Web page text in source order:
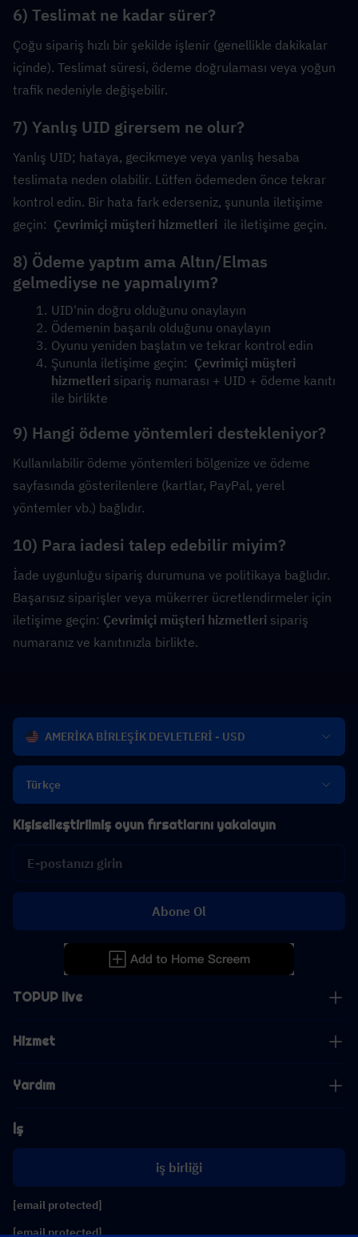
6) Teslimat ne kadar sürer?
Çoğu sipariş hızlı bir şekilde işlenir (genellikle dakikalar
içinde). Teslimat süresi, ödeme doğrulaması veya yoğun
trafik nedeniyle değişebilir.
7) Yanlış UID girersem ne olur?
Yanlış UID; hataya, gecikmeye veya yanlış hesaba
teslimata neden olabilir. Lütfen ödemeden önce tekrar
kontrol edin. Bir hata fark ederseniz, şununla iletişime
geçin: Çevrimiçi müşteri hizmetleri
  ile iletişime geçin.
8) Ödeme yaptım ama Altın/Elmas
gelmediyse ne yapmalıyım?
UID'nin doğru olduğunu onaylayın
Ödemenin başarılı olduğunu onaylayın
Oyunu yeniden başlatın ve tekrar kontrol edin
Şununla iletişime geçin: Çevrimiçi müşteri
hizmetleri sipariş numarası + UID + ödeme kanıtı
ile birlikte
9) Hangi ödeme yöntemleri destekleniyor?
Kullanılabilir ödeme yöntemleri bölgenize ve ödeme
sayfasında gösterilenlere (kartlar, PayPal, yerel
yöntemler vb.) bağlıdır.
10) Para iadesi talep edebilir miyim?
İade uygunluğu sipariş durumuna ve politikaya bağlıdır.
Başarısız siparişler veya mükerrer ücretlendirmeler için
iletişime geçin: Çevrimiçi müşteri hizmetleri sipariş
numaranız ve kanıtınızla birlikte.
AMERİKA BİRLEŞİK DEVLETLERİ - USD
Türkçe
TOPUP live
Hizmet
Yardım
İş
iş birliği
[email protected]
[email protected]
Kişiselleştirilmiş oyun fırsatlarını yakalayın
Abone Ol